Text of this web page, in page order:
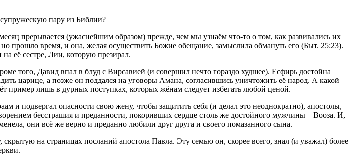
пару из Библии?
прерывается (ужаснейшим образом) прежде, чем мы узнаём что-то о том, как развивались их
прошло время, и она, желая осуществить Божие обещание, замыслила обмануть его (Быт. 25:23).
её сестре, Лии, которую презирал.
того, Давид впал в блуд с Вирсавией (и совершил нечто гораздо худшее). Есфирь достойна
царице, а позже он поддался на уговоры Амана, согласившись уничтожить её народ. А какой
пример лишь в дурных поступках, которых жёнам следует избегать любой ценой.
и подвергал опасности свою жену, чтобы защитить себя (и делал это неоднократно), апостолы,
бесстрашия и преданности, покоривших сердце столь же достойного мужчины – Вооза. И,
они всё же верно и преданно любили друг друга и своего помазанного сына.
на страницах посланий апостола Павла. Эту семью он, скорее всего, знал (и уважал) более